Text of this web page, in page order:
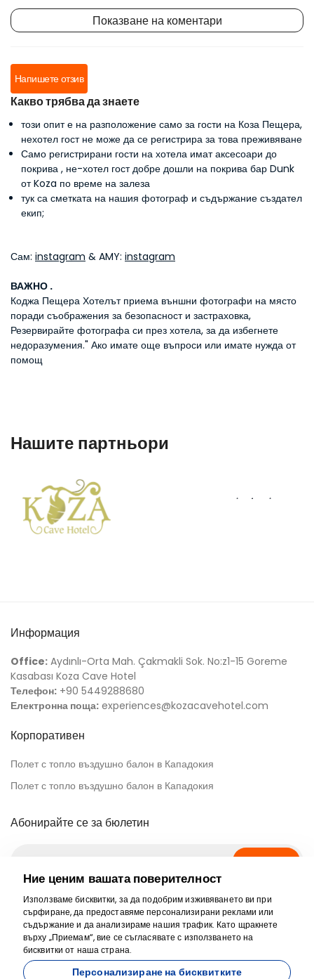
Показване на коментари
Напишете отзив
Какво трябва да знаете
този опит е на разположение само за гости на Коза Пещера,
нехотел гост не може да се регистрира за това преживяване
Само регистрирани гости на хотела имат аксесоари до
покрива , не-хотел гост добре дошли на покрива бар Dunk
от Koza по време на залеза
тук са сметката на нашия фотограф и съдържание създател
екип;
Сам: instagram & AMY: instagram
ВАЖНО .
Коджа Пещера Хотелът приема външни фотографи на място
поради съображения за безопасност и застраховка,
Резервирайте фотографа си през хотела, за да избегнете
недоразумения." Ако имате още въпроси или имате нужда от
помощ
Нашите партньори
Информация
Office: Aydınlı-Orta Mah. Çakmakli Sok. No:z1-15 Goreme
Kasabası Koza Cave Hotel
Телефон: +90 5449288680
Електронна поща: experiences@kozacavehotel.com
Корпоративен
Полет с топло въздушно балон в Кападокия
Полет с топло въздушно балон в Кападокия
Абонирайте се за бюлетин
Абонирай се
Социална медия
Ние ценим вашата поверителност
Използваме бисквитки, за да подобрим изживяването ви при
сърфиране, да предоставяме персонализирани реклами или
съдържание и да анализираме нашия трафик. Като щракнете
върху „Приемам“, вие се съгласявате с използването на
бисквитки от наша страна.
Персонализиране на бисквитките